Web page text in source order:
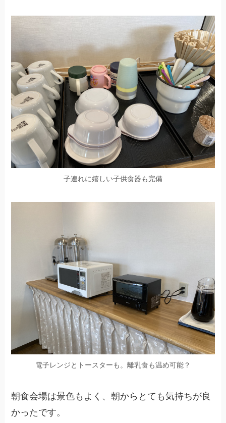
子連れに嬉しい子供食器も完備
電子レンジとトースターも。離乳食も温め可能？
朝食会場は景色もよく、朝からとても気持ちが良
かったです。